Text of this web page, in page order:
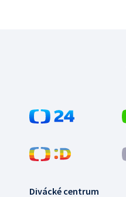
Divácké centrum